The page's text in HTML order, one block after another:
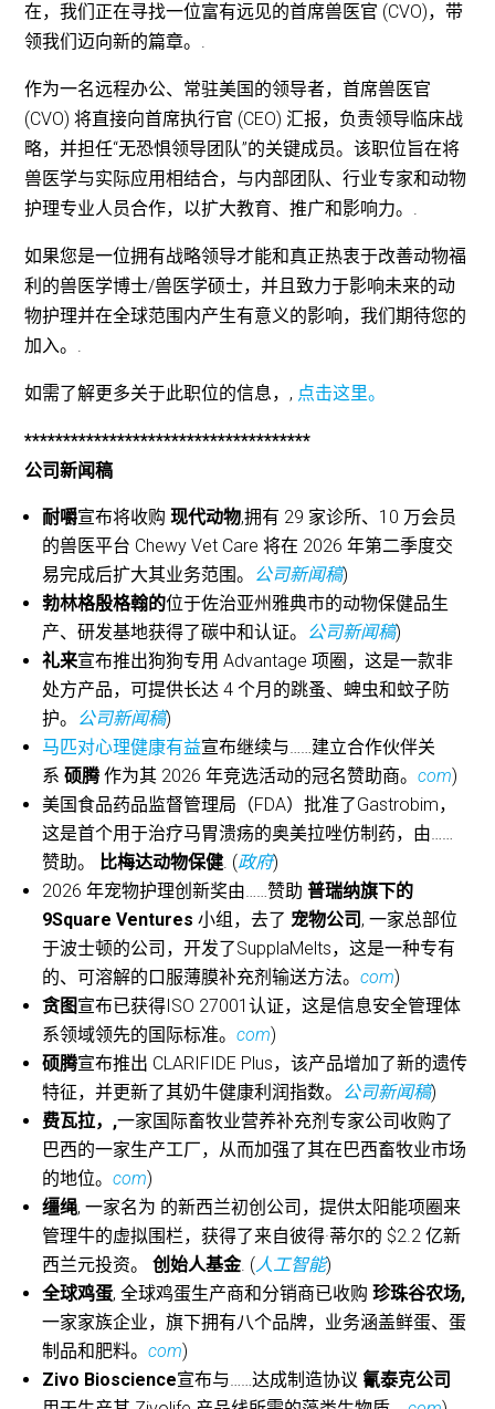
在，我们正在寻找一位富有远见的首席兽医官 (CVO)，带
领我们迈向新的篇章。.
作为一名远程办公、常驻美国的领导者，首席兽医官
(CVO) 将直接向首席执行官 (CEO) 汇报，负责领导临床战
略，并担任“无恐惧领导团队”的关键成员。该职位旨在将
兽医学与实际应用相结合，与内部团队、行业专家和动物
护理专业人员合作，以扩大教育、推广和影响力。.
如果您是一位拥有战略领导才能和真正热衷于改善动物福
利的兽医学博士/兽医学硕士，并且致力于影响未来的动
物护理并在全球范围内产生有意义的影响，我们期待您的
加入。.
如需了解更多关于此职位的信息，, 点击这里。
*************************************
公司新闻稿
耐嚼宣布将收购现代动物,拥有 29 家诊所、10 万会员
的兽医平台 Chewy Vet Care 将在 2026 年第二季度交
易完成后扩大其业务范围。 公司新闻稿)
勃林格殷格翰的位于佐治亚州雅典市的动物保健品生
产、研发基地获得了碳中和认证。 公司新闻稿)
礼来宣布推出狗狗专用 Advantage 项圈，这是一款非
处方产品，可提供长达 4 个月的跳蚤、蜱虫和蚊子防
护。 公司新闻稿)
马匹对心理健康有益宣布继续与……建立合作伙伴关
系硕腾作为其 2026 年竞选活动的冠名赞助商。com)
美国食品药品监督管理局（FDA）批准了Gastrobim，
这是首个用于治疗马胃溃疡的奥美拉唑仿制药，由……
赞助。 比梅达动物保健. (政府)
2026 年宠物护理创新奖由……赞助普瑞纳旗下的
9Square Ventures小组，去了宠物公司 , 一家总部位
于波士顿的公司，开发了SupplaMelts，这是一种专有
的、可溶解的口服薄膜补充剂输送方法。com)
贪图宣布已获得ISO 27001认证，这是信息安全管理体
系领域领先的国际标准。com)
硕腾宣布推出 CLARIFIDE Plus，该产品增加了新的遗传
特征，并更新了其奶牛健康利润指数。 公司新闻稿)
费瓦拉，,一家国际畜牧业营养补充剂专家公司收购了
巴西的一家生产工厂，从而加强了其在巴西畜牧业市场
的地位。com)
缰绳, 一家名为 的新西兰初创公司，提供太阳能项圈来
管理牛的虚拟围栏，获得了来自彼得·蒂尔的 $2.2 亿新
西兰元投资。创始人基金. (人工智能)
全球鸡蛋, 全球鸡蛋生产商和分销商已收购珍珠谷农场,
一家家族企业，旗下拥有八个品牌，业务涵盖鲜蛋、蛋
制品和肥料。com)
Zivo Bioscience宣布与……达成制造协议氰泰克公司